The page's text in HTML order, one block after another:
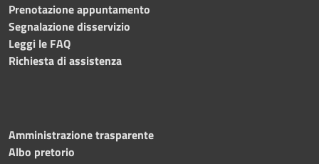
Prenotazione appuntamento
Segnalazione disservizio
Leggi le FAQ
Richiesta di assistenza
Amministrazione trasparente
Albo pretorio